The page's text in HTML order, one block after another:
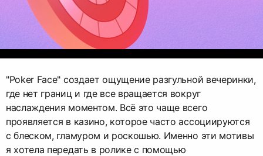
"Poker Face" создает ощущение разгульной вечеринки,
где нет границ и где все вращается вокруг
наслаждения моментом. Всё это чаще всего
проявляется в казино, которое часто ассоциируются
с блеском, гламуром и роскошью. Именно эти мотивы
я хотела передать в ролике с помощью